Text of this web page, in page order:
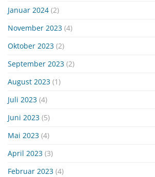
Januar 2024 (2)
November 2023 (4)
Oktober 2023 (2)
September 2023 (2)
August 2023 (1)
Juli 2023 (4)
Juni 2023 (5)
Mai 2023 (4)
April 2023 (3)
Februar 2023 (4)